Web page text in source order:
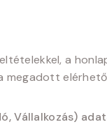
a
megadott
Vállalkozás)